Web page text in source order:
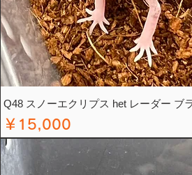
Q48 スノーエクリプス het レーダー ブ
価格
￥15,000